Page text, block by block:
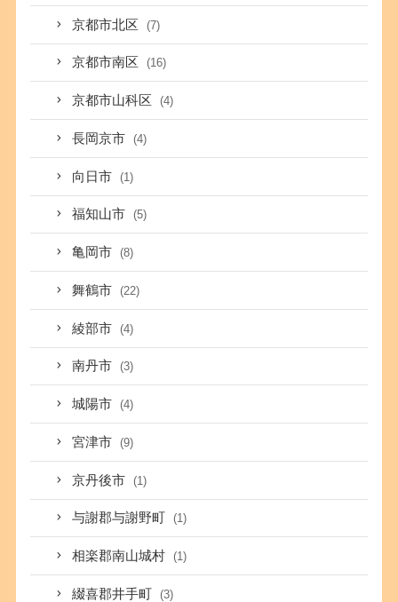
京都市北区 (7)
京都市南区 (16)
京都市山科区 (4)
長岡京市 (4)
向日市 (1)
福知山市 (5)
亀岡市 (8)
舞鶴市 (22)
綾部市 (4)
南丹市 (3)
城陽市 (4)
宮津市 (9)
京丹後市 (1)
与謝郡与謝野町 (1)
相楽郡南山城村 (1)
綴喜郡井手町 (3)